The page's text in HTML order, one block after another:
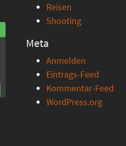
Reisen
Shooting
Meta
Anmelden
Eintrags-Feed
Kommentar-Feed
WordPress.org